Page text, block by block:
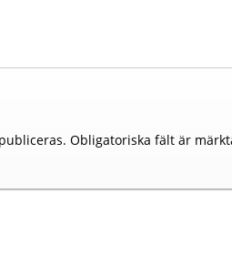
Obligatoriska fält är